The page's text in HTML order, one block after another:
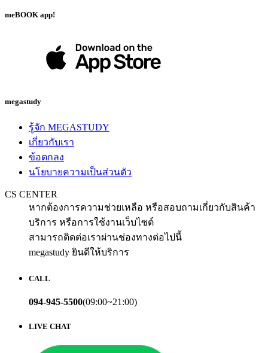
meBOOK app!
megastudy
รู้จัก MEGASTUDY
เกี่ยวกับเรา
ข้อตกลง
นโยบายความเป็นส่วนตัว
CS CENTER
หากต้องการความช่วยเหลือ หรือสอบถามเกี่ยวกับสินค้า
บริการ หรือการใช้งานเว็บไซต์
สามารถติดต่อเราผ่านช่องทางต่อไปนี้
megastudy ยินดีให้บริการ
CALL
094-945-5500(09:00~21:00)
LIVE CHAT